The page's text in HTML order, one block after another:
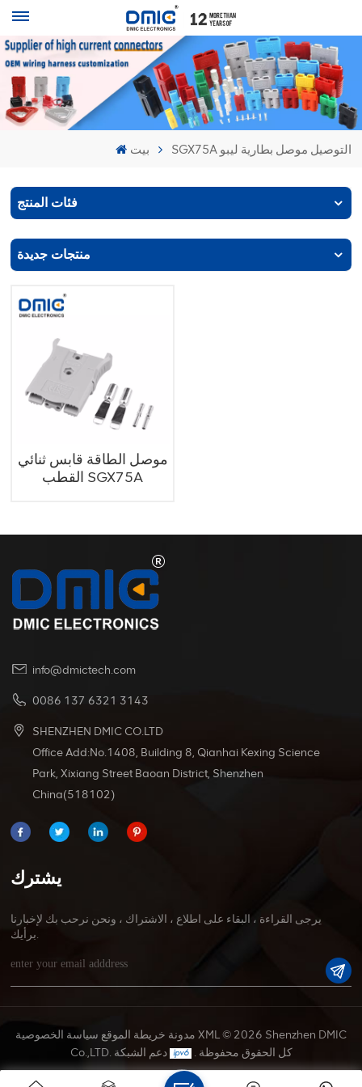
بيت SGX75A التوصيل موصل بطارية ليبو
فئات المنتج
منتجات جديدة
موصل الطاقة قابس ثنائي
القطب SGX75A
info@dmictech.com
0086 137 6321 3143
SHENZHEN DMIC CO.LTD
Office Add:No.1408, Building 8, Qianhai Kexing Science
Park, Xixiang Street Baoan District, Shenzhen
China(518102)
يشترك
يرجى القراءة ، البقاء على اطلاع ، الاشتراك ، ونحن نرحب بك لإخبارنا
برأيك.
مدونة خريطة الموقع سياسة الخصوصية XML© 2026 Shenzhen DMIC
Co.,LTD. كل الحقوق محفوظة .
دعم الشبكة